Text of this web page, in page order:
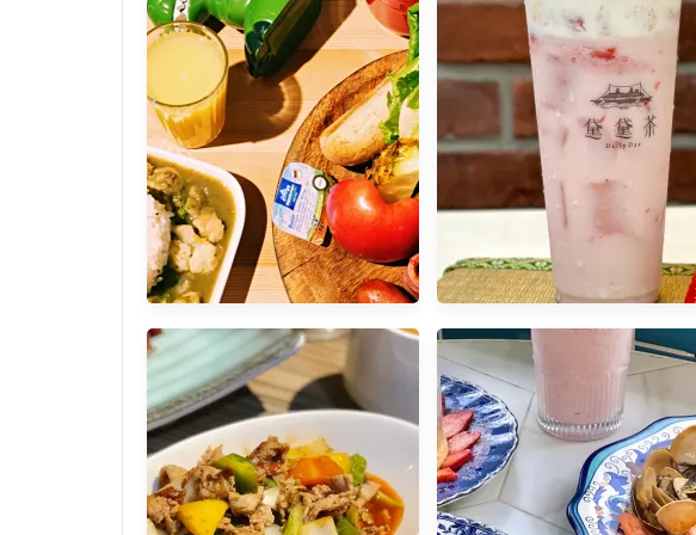
[台北文山] 文青風帶點可愛元
素風箏人咖啡
[台北大安] 黛黛茶 草莓飲品 杯
杯都有滿滿草莓香 草莓控們可
要把握時間別錯過了黛黛茶的